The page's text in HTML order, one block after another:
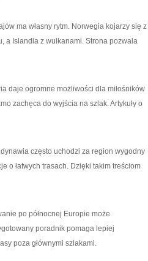
ma własny rytm. Norwegia kojarzy się z
a Islandia z wulkanami. Strona pozwala
daje ogromne możliwości dla miłośników
zachęca do wyjścia na szlak. Artykuły o
często uchodzi za region wygodny
o łatwych trasach. Dzięki takim treściom
po północnej Europie może
poradnik pomaga lepiej
poza głównymi szlakami.